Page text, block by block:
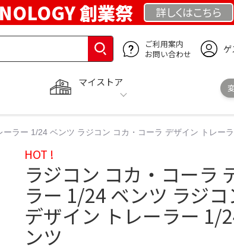
創業祭 詳しくはこちら
ご利用案内
お問い合わせ
マイストア
ラー 1/24 ベンツ ラジコン コカ・コーラ デザイン トレー
HOT !
ラジコン コカ・コーラ
ラー 1/24 ベンツ ラジ
デザイン トレーラー 1/
ンツ